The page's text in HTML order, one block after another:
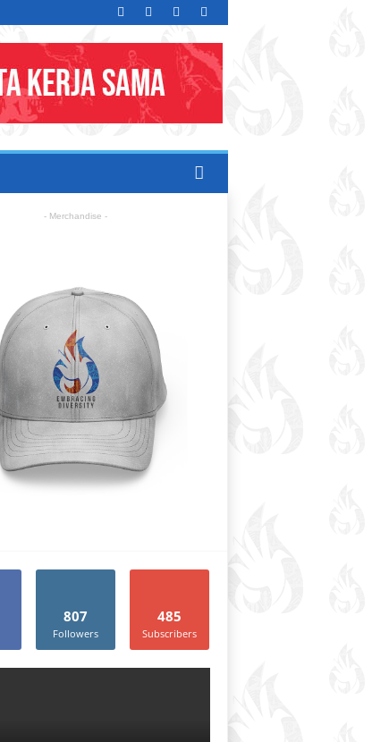
- Merchandise -
807
Followers
485
Subscribers